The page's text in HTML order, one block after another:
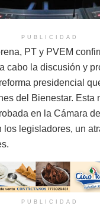
PUBLICIDAD
PT y PVEM
cabo la discusión y
presidencial
del Bienestar. Esta
en la Cámara
los legisladores, un
PUBLICIDAD